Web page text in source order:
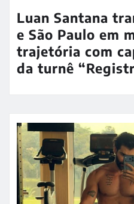
Luan Santana
e São Paulo em
trajetória com
da turnê